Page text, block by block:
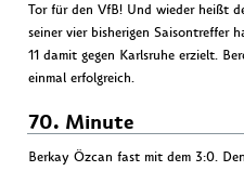
Tor für den VfB! Und wieder heißt
seiner vier bisherigen Saisontreffer
11 damit gegen Karlsruhe erzielt.
einmal erfolgreich.
70. Minute
Berkay Özcan fast mit dem 3:0.